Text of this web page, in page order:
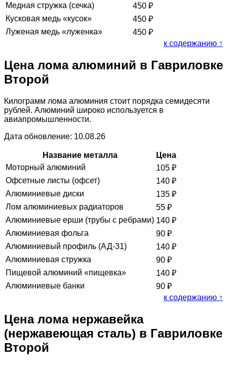
Медная стружка (сечка)
450 ₽
Кусковая медь «кусок»
450 ₽
Луженая медь «луженка»
450 ₽
к содержанию ↑
Цена лома алюминий в Гавриловке
Второй
Килограмм лома алюминия стоит порядка семидесяти
рублей. Алюминий широко используется в
авиапромышленности.
Дата обновление: 10.08.26
Название металла
Цена
Моторный алюминий
105 ₽
Офсетные листы (офсет)
140 ₽
Алюминиевые диски
135 ₽
Лом алюминиевых радиаторов
55 ₽
Алюминиевые ерши (трубы с ребрами) 140 ₽
Алюминиевая фольга
90 ₽
Алюминиевый профиль (АД-31)
140 ₽
Алюминиевая стружка
90 ₽
Пищевой алюминий «пищевка»
140 ₽
Алюминиевые банки
90 ₽
к содержанию ↑
Цена лома нержавейка
(нержавеющая сталь) в Гавриловке
Второй